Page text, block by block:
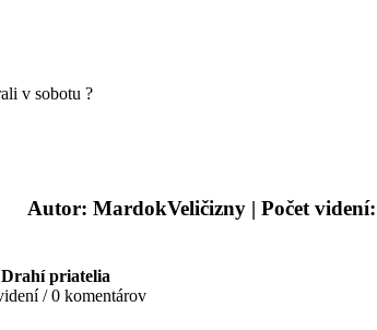
v sobotu ?
Autor: MardokVeličizny | Počet
Drahí priatelia
/ 0 komentárov